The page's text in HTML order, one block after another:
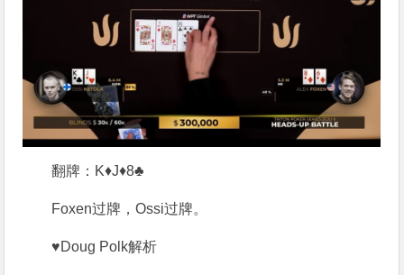
翻牌：K♦J♦8♣
Foxen过牌，Ossi过牌。
♥Doug Polk解析